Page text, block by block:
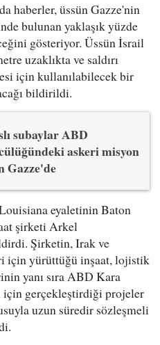
haberler, üssün Gazze'nin
bulunan yaklaşık yüzde
gösteriyor. Üssün İsrail
uzaklıkta ve saldırı
için kullanılabilecek bir
bildirildi.
subaylar ABD
askeri misyon
Gazze'de
eyaletinin Baton
şirketi Arkel
Şirketin, Irak ve
için yürüttüğü inşaat, lojistik
yanı sıra ABD Kara
gerçekleştirdiği projeler
uzun süredir sözleşmeli